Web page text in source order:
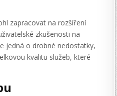
zapracovat na rozšíření
zkušenosti na
jedná o drobné nedostatky,
kvalitu služeb, které